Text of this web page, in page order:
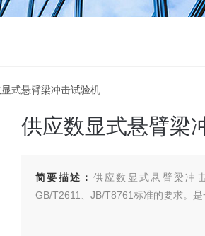
式悬臂梁冲击试验机
供应数显式悬臂梁
简要描述： 供应数显式悬臂梁冲
GB/T2611、JB/T8761标准的要求。